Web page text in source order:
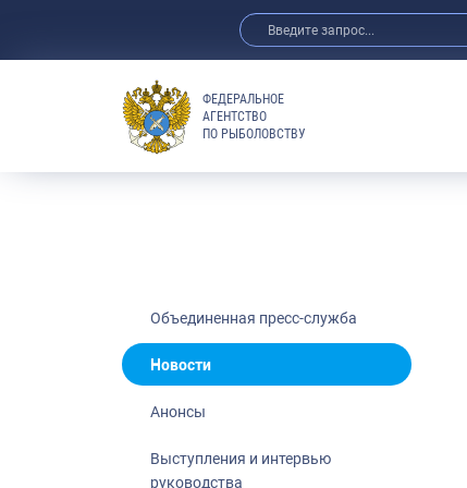
Анонсы
Выставки
ФЕДЕРАЛЬНОЕ
АГЕНТСТВО
ПО РЫБОЛОВСТВУ
Объединенная пресс-служба
Новости
Анонсы
Выступления и интервью
руководства